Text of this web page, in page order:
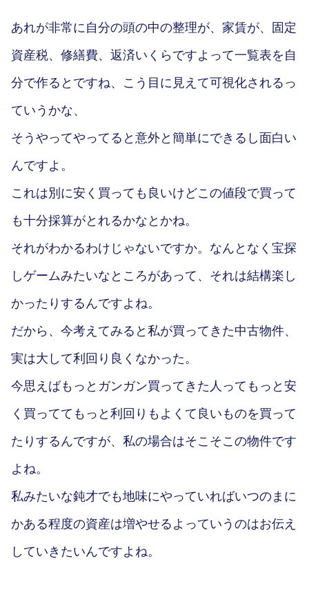
あれが非常に自分の頭の中の整理が、家賃が、固定
資産税、修繕費、返済いくらですよって一覧表を自
分で作るとですね、こう目に見えて可視化されるっ
ていうかな、
そうやってやってると意外と簡単にできるし面白い
んですよ。
これは別に安く買っても良いけどこの値段で買って
も十分採算がとれるかなとかね。
それがわかるわけじゃないですか。なんとなく宝探
しゲームみたいなところがあって、それは結構楽し
かったりするんですよね。
だから、今考えてみると私が買ってきた中古物件、
実は大して利回り良くなかった。
今思えばもっとガンガン買ってきた人ってもっと安
く買っててもっと利回りもよくて良いものを買って
たりするんですが、私の場合はそこそこの物件です
よね。
私みたいな鈍才でも地味にやっていればいつのまに
かある程度の資産は増やせるよっていうのはお伝え
していきたいんですよね。